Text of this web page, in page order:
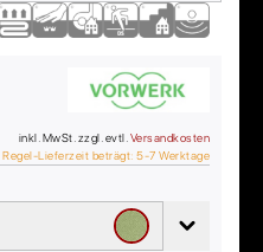
inkl. MwSt. zzgl. evtl. Versandkosten
Regel-Lieferzeit beträgt: 5-7 Werktage